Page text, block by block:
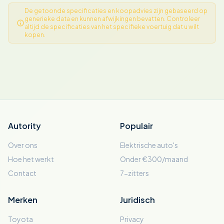
De getoonde specificaties en koopadvies zijn gebaseerd op
generieke data en kunnen afwijkingen bevatten. Controleer
altijd de specificaties van het specifieke voertuig dat u wilt
kopen.
Autority
Over ons
Hoe het werkt
Contact
Populair
Elektrische auto's
Onder €300/maand
7-zitters
Merken
Toyota
Juridisch
Privacy